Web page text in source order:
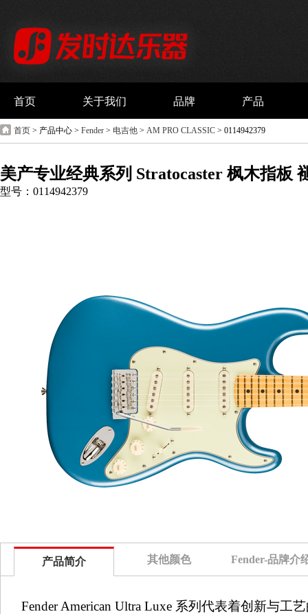
首页 关于我们 品牌 产品
首页 > 产品中心 > Fender > 电吉他 > AM PRO CLASSIC > 0114942379
美产专业经典系列 Stratocaster 枫木指板
型号：0114942379
产品简介 其他颜色 Fender-品牌介
Fender American Ultra Luxe 系列代表着创新与工